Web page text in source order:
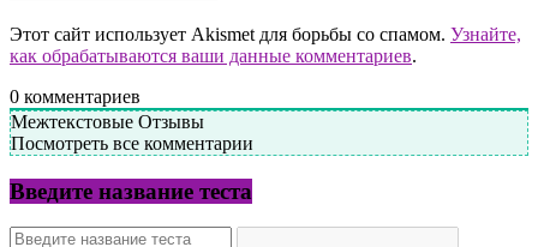
Этот сайт использует Akismet для борьбы со спамом. Узнайте,
как обрабатываются ваши данные комментариев.
0 комментариев
Межтекстовые Отзывы
Посмотреть все комментарии
Введите название теста